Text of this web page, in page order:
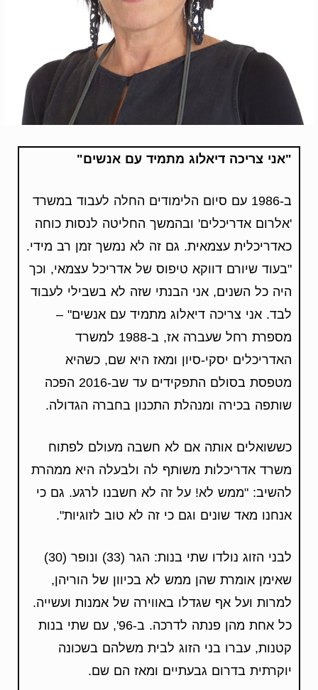
"אני צריכה דיאלוג מתמיד עם אנשים"
ב-1986 עם סיום הלימודים החלה לעבוד במשרד
'אלרום אדריכלים' ובהמשך החליטה לנסות כוחה
כאדריכלית עצמאית. גם זה לא נמשך זמן רב מידי.
"בעוד שיורם דווקא טיפוס של אדריכל עצמאי, וכך
היה כל השנים, אני הבנתי שזה לא בשבילי לעבוד
לבד. אני צריכה דיאלוג מתמיד עם אנשים" –
מספרת רחל שעברה אז, ב-1988 למשרד
האדריכלים יסקי-סיון ומאז היא שם, כשהיא
מטפסת בסולם התפקידים עד שב-2016 הפכה
שותפה בכירה ומנהלת התכנון בחברה הגדולה.
כששואלים אותה אם לא חשבה מעולם לפתוח
משרד אדריכלות משותף לה ולבעלה היא ממהרת
להשיב: "ממש לא! על זה לא חשבנו לרגע. גם כי
אנחנו מאד שונים וגם כי זה לא טוב לזוגיות".
לבני הזוג נולדו שתי בנות: הגר (33) ונופר (30)
שאימן אומרת שהן ממש לא בכיוון של הוריהן,
למרות ועל אף שגדלו באווירה של אמנות ועשייה.
כל אחת מהן פנתה לדרכה. ב-96', עם שתי בנות
קטנות, עברו בני הזוג לבית משלהם בשכונה
יוקרתית בדרום גבעתיים ומאז הם שם.